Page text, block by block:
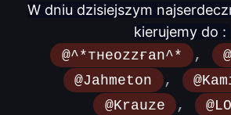
W dniu dzisiejszym
kierujemy do :
@^*тнeozzғan^* ,
@Jahmeton ,
@Krauze ,